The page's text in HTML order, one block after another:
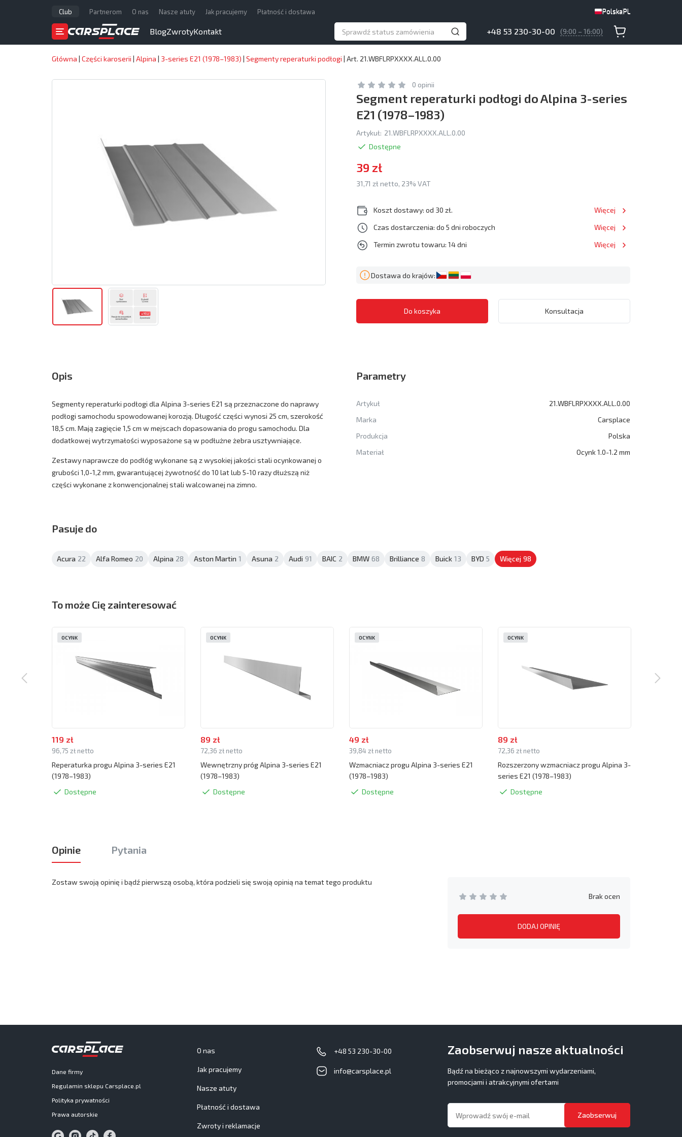
Club Partnerom O nas Nasze atuty Jak pracujemy Płatność i dostawa PolskaPL
BlogZwrotyKontakt +48 53 230-30-00 (9:00 – 16:00)
PolskaPL
Główna | Części karoserii | Alpina | 3-series E21 (1978–1983) | Segmenty reperaturki podłogi | Art. 21.WBFLRPXXXX.ALL.0.00
0 opinii
Segment reperaturki podłogi do Alpina 3-series
E21 (1978–1983)
Artykuł: 21.WBFLRPXXXX.ALL.0.00
Dostępne
39 zł
31,71 zł netto, 23% VAT
Koszt dostawy: od 30 zł.
Więcej
Czas dostarczenia: do 5 dni roboczych
Więcej
Termin zwrotu towaru: 14 dni
Więcej
Dostawa do krajów:
Konsultacja
Opis
Segmenty reperaturki podłogi dla Alpina 3-series E21 są przeznaczone do naprawy
podłogi samochodu spowodowanej korozją. Długość części wynosi 25 cm, szerokość
18,5 cm. Mają zagięcie 1,5 cm w mejscach dopasowania do progu samochodu. Dla
dodatkowej wytrzymałości wyposażone są w podłużne żebra usztywniające.
Zestawy naprawcze do podłóg wykonane są z wysokiej jakości stali ocynkowanej o
grubości 1,0-1,2 mm, gwarantującej żywotność do 10 lat lub 5-10 razy dłuższą niż
części wykonane z konwencjonalnej stali walcowanej na zimno.
Parametry
Artykuł
21.WBFLRPXXXX.ALL.0.00
Marka
Carsplace
Produkcja
Polska
Materiał
Ocynk 1.0-1.2 mm
Pasuje do
Acura 22 Alfa Romeo 20 Alpina 28 Aston Martin 1 Asuna 2 Audi 91 BAIC 2 BMW 68 Brilliance 8 Buick 13 BYD 5 Więcej 98
To może Cię zainteresować
119 zł
96,75 zł netto
Reperaturka progu Alpina 3-series E21
(1978–1983)
Dostępne
OCYNK
89 zł
72,36 zł netto
Wewnętrzny próg Alpina 3-series E21
(1978–1983)
Dostępne
OCYNK
49 zł
39,84 zł netto
Wzmacniacz progu Alpina 3-series E21
(1978–1983)
Dostępne
OCYNK
89 zł
72,36 zł netto
Rozszerzony wzmacniacz progu Alpina 3-
series E21 (1978–1983)
Dostępne
OCYNK
Opinie Pytania
Brak ocen
DODAJ OPINIĘ
Zostaw swoją opinię i bądź pierwszą osobą, która podzieli się swoją opinią na temat tego produktu
Dane firmy
Regulamin sklepu Carsplace.pl
Polityka prywatności
Prawa autorskie
O nas
Jak pracujemy
Nasze atuty
Płatność i dostawa
Zwroty i reklamacje
+48 53 230-30-00
info@carsplace.pl
Zaobserwuj nasze aktualności
Bądź na bieżąco z najnowszymi wydarzeniami,
promocjami i atrakcyjnymi ofertami
Zaobserwuj